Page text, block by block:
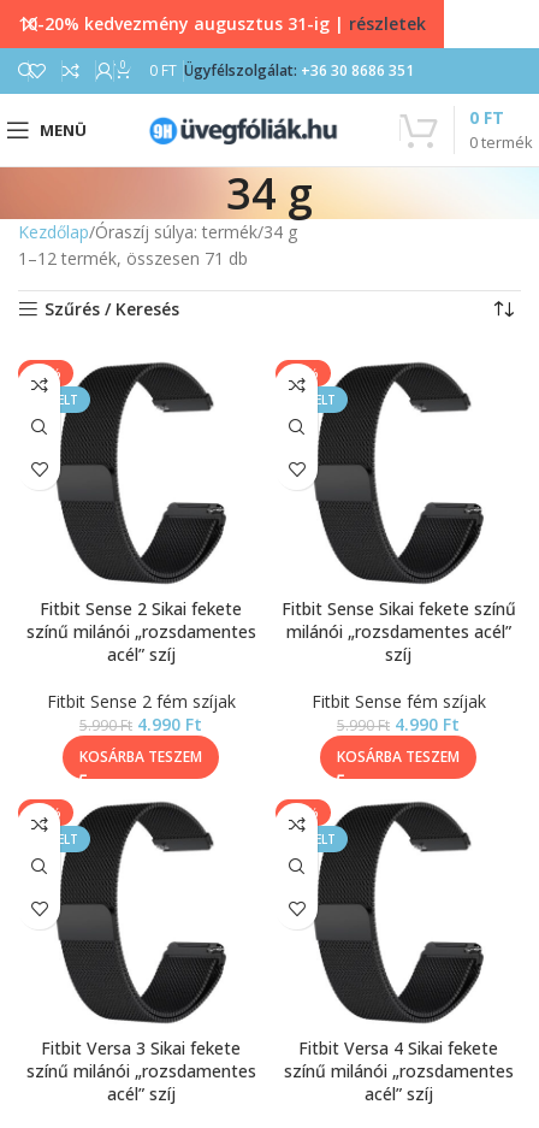
0 0 FT Ügyfélszolgálat: +36 30 8686 351
MENÜ
0termék
0 FT
34 g
Kezdőlap Óraszíj súlya: termék 34 g
1–12 termék, összesen 71 db
Szűrés / Keresés
-17%
KIEMELT
Fitbit Sense 2 Sikai fekete
színű milánói „rozsdamentes
acél” szíj
Fitbit Sense 2 fém szíjak
5.990Ft 4.990 Ft
KOSÁRBA TESZEM
-17%
KIEMELT
Fitbit Sense Sikai fekete színű
milánói „rozsdamentes acél”
szíj
Fitbit Sense fém szíjak
5.990Ft 4.990 Ft
KOSÁRBA TESZEM
-17%
KIEMELT
Fitbit Versa 3 Sikai fekete
színű milánói „rozsdamentes
acél” szíj
-17%
KIEMELT
Fitbit Versa 4 Sikai fekete
színű milánói „rozsdamentes
acél” szíj
10-20% kedvezmény augusztus 31-ig | részletek